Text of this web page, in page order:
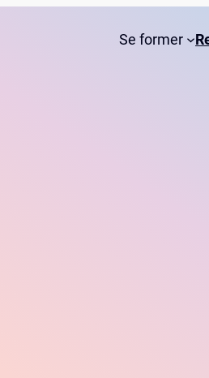
Se former